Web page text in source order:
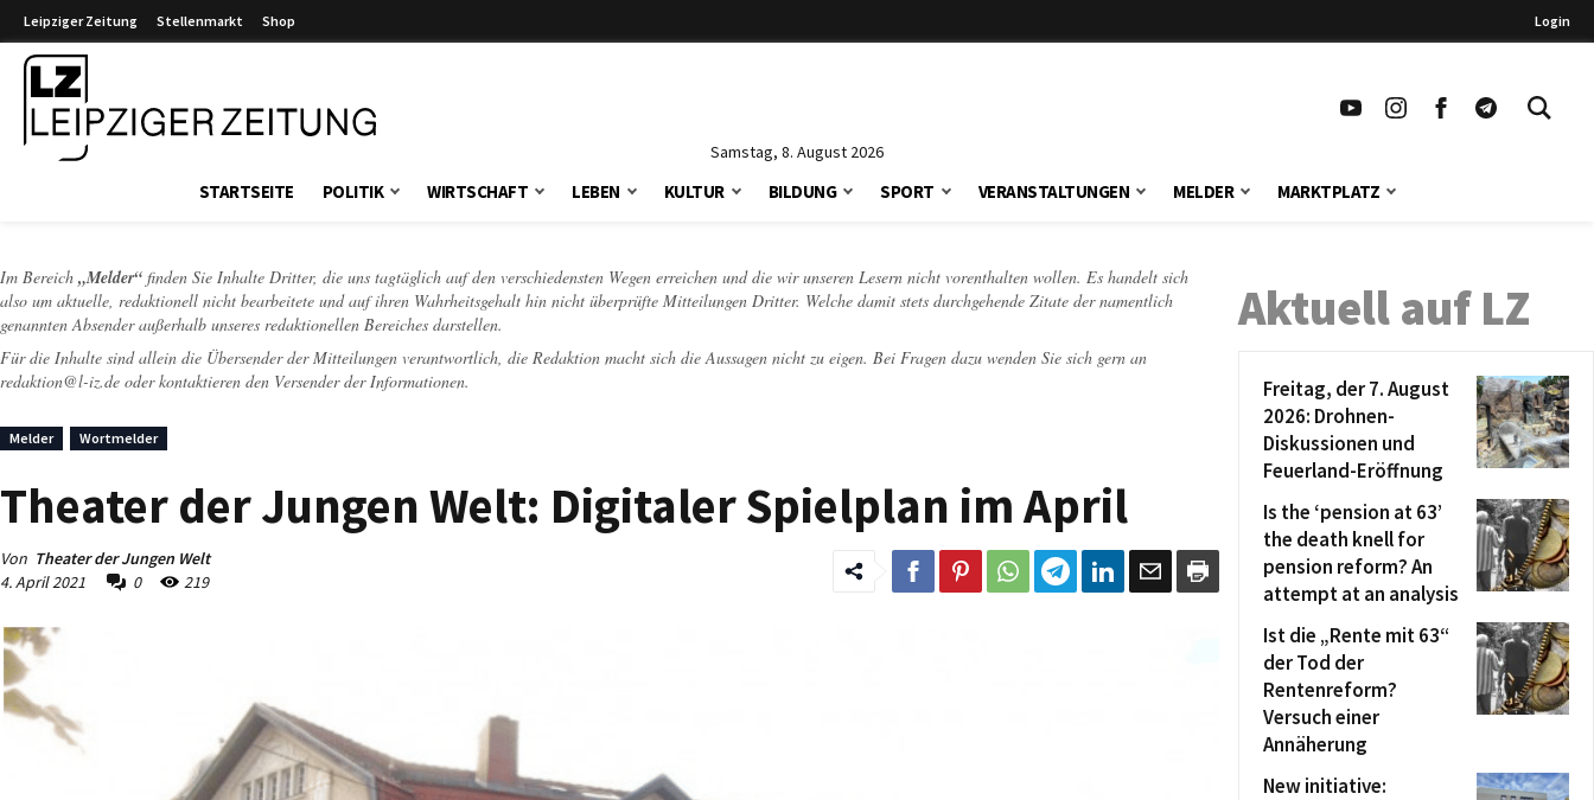
Leipziger Zeitung Stellenmarkt Shop Login
Samstag, 8. August 2026
STARTSEITE POLITIK WIRTSCHAFT LEBEN KULTUR BILDUNG SPORT VERANSTALTUNGEN MELDER MARKTPLATZ
Im Bereich „Melder“ finden Sie Inhalte Dritter, die uns tagtäglich auf den verschiedensten Wegen erreichen und die wir unseren Lesern nicht vorenthalten wollen. Es handelt sich
also um aktuelle, redaktionell nicht bearbeitete und auf ihren Wahrheitsgehalt hin nicht überprüfte Mitteilungen Dritter. Welche damit stets durchgehende Zitate der namentlich
genannten Absender außerhalb unseres redaktionellen Bereiches darstellen.
Für die Inhalte sind allein die Übersender der Mitteilungen verantwortlich, die Redaktion macht sich die Aussagen nicht zu eigen. Bei Fragen dazu wenden Sie sich gern an
redaktion@l-iz.de oder kontaktieren den Versender der Informationen.
Melder Wortmelder
Theater der Jungen Welt: Digitaler Spielplan im April
Von Theater der Jungen Welt
4. April 2021
0 219
Aktuell auf LZ
Freitag, der 7. August
2026: Drohnen-
Diskussionen und
Feuerland-Eröffnung
Is the ‘pension at 63’
the death knell for
pension reform? An
attempt at an analysis
Ist die „Rente mit 63“
der Tod der
Rentenreform?
Versuch einer
Annäherung
New initiative: